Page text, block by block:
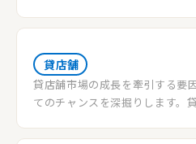
ーススタディを交えてご紹介し
貸店舗
貸店舗市場の成長を牽引する要
てのチャンスを深掘りします。